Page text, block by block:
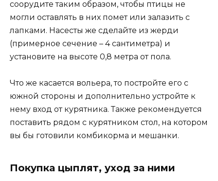
соорудите таким образом, чтобы птицы не
могли оставлять в них помет или залазить с
лапками. Насесты же сделайте из жерди
(примерное сечение – 4 сантиметра) и
установите на высоте 0,8 метра от пола.
Что же касается вольера, то постройте его с
южной стороны и дополнительно устройте к
нему вход от курятника. Также рекомендуется
поставить рядом с курятником стол, на котором
вы бы готовили комбикорма и мешанки.
Покупка цыплят, уход за ними